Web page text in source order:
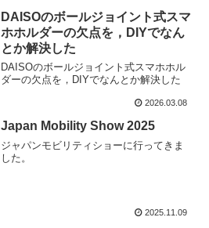
DAISOのボールジョイント式スマ
ホホルダーの欠点を，DIYでなん
とか解決した
DAISOのボールジョイント式スマホホル
ダーの欠点を，DIYでなんとか解決した
2026.03.08
Japan Mobility Show 2025
ジャパンモビリティショーに行ってきま
した。
2025.11.09